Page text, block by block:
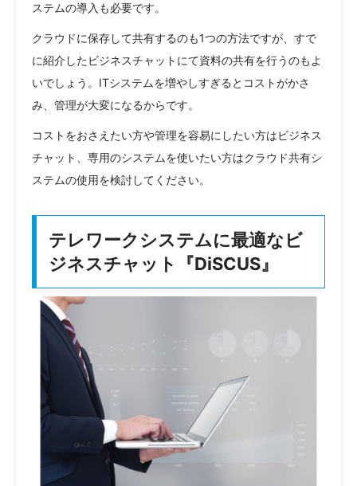
ステムの導入も必要です。
クラウドに保存して共有するのも1つの方法ですが、すで
に紹介したビジネスチャットにて資料の共有を行うのもよ
いでしょう。ITシステムを増やしすぎるとコストがかさ
み、管理が大変になるからです。
コストをおさえたい方や管理を容易にしたい方はビジネス
チャット、専用のシステムを使いたい方はクラウド共有シ
ステムの使用を検討してください。
テレワークシステムに最適なビ
ジネスチャット『DiSCUS』